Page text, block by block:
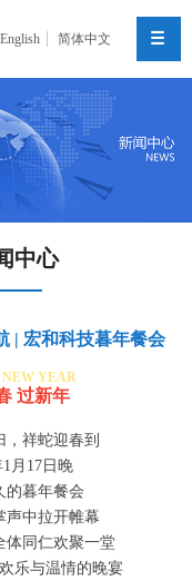
English 简体中文
中心
| 宏和科技暮年餐会
NEW YEAR
过新年
，祥蛇迎春到
1月17日晚
的暮年餐会
声中拉开帷幕
体同仁欢聚一堂
乐与温情的晚宴